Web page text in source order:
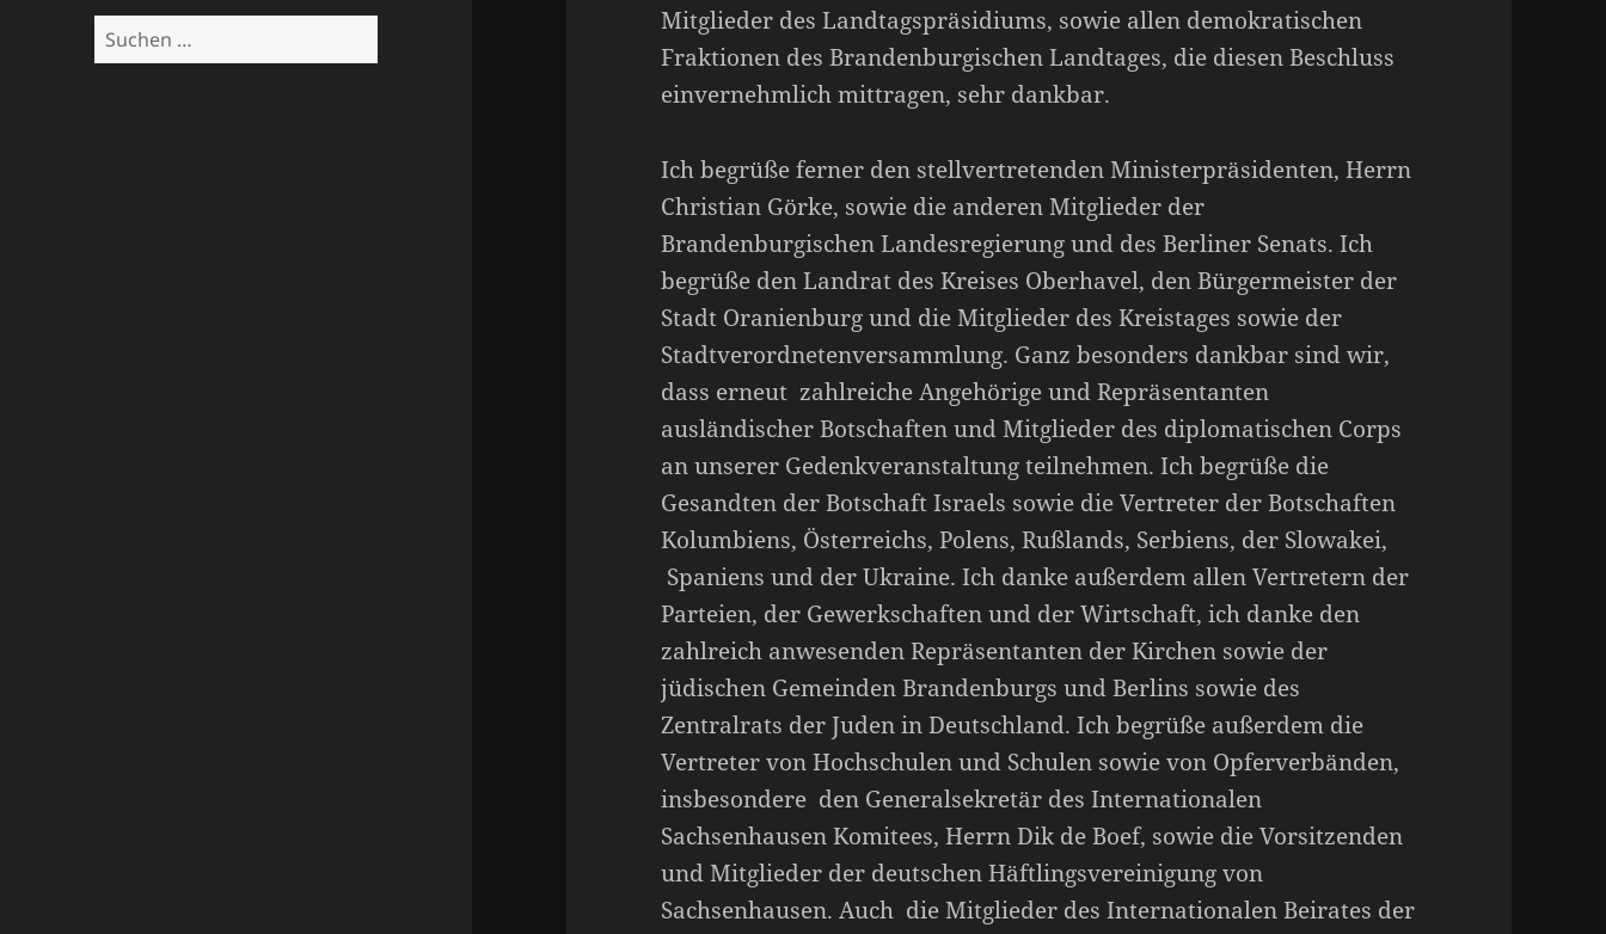
Suchen
nach:
Mitglieder des Landtagspräsidiums, sowie allen demokratischen
Fraktionen des Brandenburgischen Landtages, die diesen Beschluss
einvernehmlich mittragen, sehr dankbar.
Ich begrüße ferner den stellvertretenden Ministerpräsidenten, Herrn
Christian Görke, sowie die anderen Mitglieder der
Brandenburgischen Landesregierung und des Berliner Senats. Ich
begrüße den Landrat des Kreises Oberhavel, den Bürgermeister der
Stadt Oranienburg und die Mitglieder des Kreistages sowie der
Stadtverordnetenversammlung. Ganz besonders dankbar sind wir,
dass erneut zahlreiche Angehörige und Repräsentanten
ausländischer Botschaften und Mitglieder des diplomatischen Corps
an unserer Gedenkveranstaltung teilnehmen. Ich begrüße die
Gesandten der Botschaft Israels sowie die Vertreter der Botschaften
Kolumbiens, Österreichs, Polens, Rußlands, Serbiens, der Slowakei,
Spaniens und der Ukraine. Ich danke außerdem allen Vertretern der
Parteien, der Gewerkschaften und der Wirtschaft, ich danke den
zahlreich anwesenden Repräsentanten der Kirchen sowie der
jüdischen Gemeinden Brandenburgs und Berlins sowie des
Zentralrats der Juden in Deutschland. Ich begrüße außerdem die
Vertreter von Hochschulen und Schulen sowie von Opferverbänden,
insbesondere den Generalsekretär des Internationalen
Sachsenhausen Komitees, Herrn Dik de Boef, sowie die Vorsitzenden
und Mitglieder der deutschen Häftlingsvereinigung von
Sachsenhausen. Auch die Mitglieder des Internationalen Beirates der